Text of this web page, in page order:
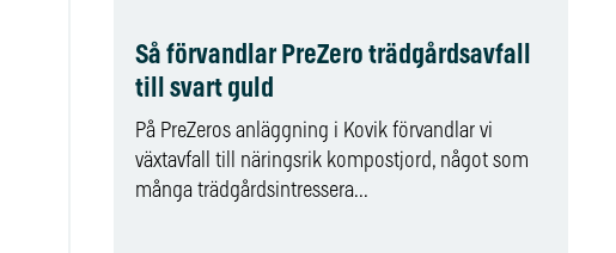
Så förvandlar PreZero trädgårdsavfall
till svart guld
På PreZeros anläggning i Kovik förvandlar vi
växtavfall till näringsrik kompostjord, något som
många trädgårdsintressera...